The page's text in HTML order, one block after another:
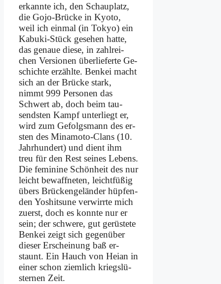
er­kann­te ich, den Schau­platz,
die Go­jo-Brücke in Kyo­to,
weil ich ein­mal (in To­kyo) ein
Ka­bu­ki-Stück ge­se­hen hat­te,
das ge­naue die­se, in zahl­rei­
chen Ver­sio­nen über­lie­fer­te Ge­
schich­te er­zähl­te. Benk­ei macht
sich an der Brücke stark,
nimmt 999 Per­so­nen das
Schwert ab, doch beim tau­
send­sten Kampf un­ter­liegt er,
wird zum Ge­folgs­mann des er­
sten des Mi­na­mo­to-Clans (10.
Jahr­hun­dert) und dient ihm
treu für den Rest sei­nes Le­bens.
Die fe­mi­ni­ne Schön­heit des nur
leicht be­waff­ne­ten, leicht­fü­ßig
übers Brücken­ge­län­der hüp­fen­
den Yo­shits­une ver­wirr­te mich
zu­erst, doch es konn­te nur er
sein; der schwe­re, gut ge­rü­ste­te
Benk­ei zeigt sich ge­gen­über
die­ser Er­schei­nung baß er­
staunt. Ein Hauch von Hei­an in
ei­ner schon ziem­lich kriegs­lü­
ster­nen Zeit.